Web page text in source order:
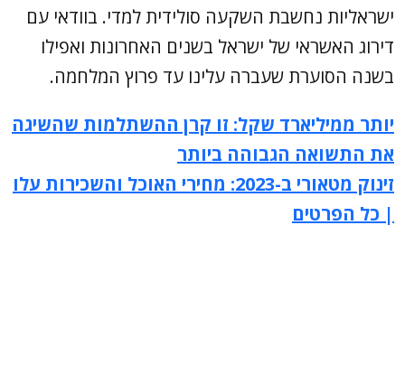
ישראליות נחשבת השקעה סולידית למדי. בוודאי עם
דירוג האשראי של ישראל בשנים האחרונות ואפילו
בשנה הסוערת שעברה עלינו עד פרוץ המלחמה.
יותר ממיליארד שקל: זו קרן ההשתלמות שהשיגה
את התשואה הגבוהה ביותר
זינוק מטאורי ב-2023: מחירי האוכל והשכירות עלו
| כל הפרטים